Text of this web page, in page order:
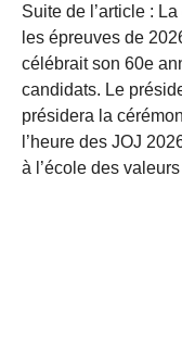
Suite de l’article :
les épreuves de
célébrait son 60e
candidats. Le
présidera la
l’heure des JOJ
à l’école des